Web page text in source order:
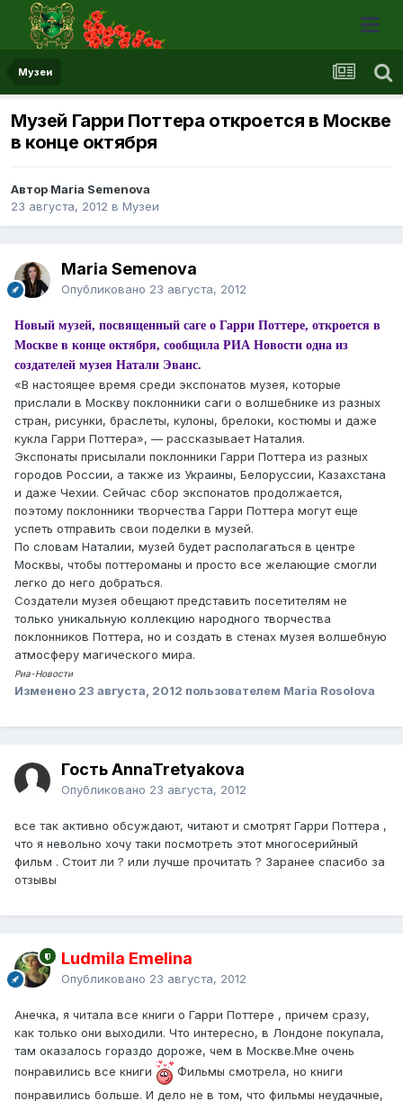
Музеи
Музей Гарри Поттера откроется в Москве
в конце октября
Автор Maria Semenova
23 августа, 2012 в Музеи
Maria Semenova
Опубликовано 23 августа, 2012
Новый музей, посвященный саге о Гарри Поттере, откроется в
Москве в конце октября, сообщила РИА Новости одна из
создателей музея Натали Эванс.
«В настоящее время среди экспонатов музея, которые
прислали в Москву поклонники саги о волшебнике из разных
стран, рисунки, браслеты, кулоны, брелоки, костюмы и даже
кукла Гарри Поттера», — рассказывает Наталия.
Экспонаты присылали поклонники Гарри Поттера из разных
городов России, а также из Украины, Белоруссии, Казахстана
и даже Чехии. Сейчас сбор экспонатов продолжается,
поэтому поклонники творчества Гарри Поттера могут еще
успеть отправить свои поделки в музей.
По словам Наталии, музей будет располагаться в центре
Москвы, чтобы поттероманы и просто все желающие смогли
легко до него добраться.
Создатели музея обещают представить посетителям не
только уникальную коллекцию народного творчества
поклонников Поттера, но и создать в стенах музея волшебную
атмосферу магического мира.
Риа-Новости
Изменено 23 августа, 2012 пользователем Maria Rosolova
Гость AnnaTretyakova
Опубликовано 23 августа, 2012
все так активно обсуждают, читают и смотрят Гарри Поттера ,
что я невольно хочу таки посмотреть этот многосерийный
фильм . Стоит ли ? или лучше прочитать ? Заранее спасибо за
отзывы
Ludmila Emelina
Опубликовано 23 августа, 2012
Анечка, я читала все книги о Гарри Поттере , причем сразу,
как только они выходили. Что интересно, в Лондоне покупала,
там оказалось гораздо дороже, чем в Москве.Мне очень
понравились все книги
Фильмы смотрела, но книги
понравились больше. И дело не в том, что фильмы неудачные,